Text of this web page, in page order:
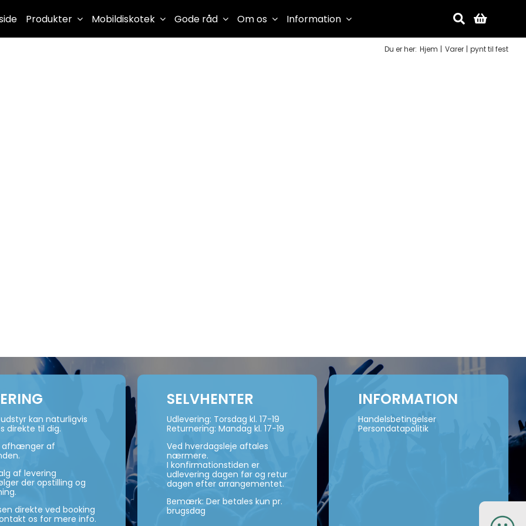
Produkter Mobildiskotek Gode råd Om os Information
Du er her: Hjem Varer pynt til fest
kan naturligvis
direkte til dig.
afhænger af
af levering
der opstilling og
direkte ved booking
os for mere info.
SELVHENTER
Udlevering: Torsdag kl. 17-19
Returnering: Mandag kl. 17-19
Ved hverdagsleje aftales
nærmere.
I konfirmationstiden er
udlevering dagen før og retur
dagen efter arrangementet.
Bemærk: Der betales kun pr.
brugsdag
INFORMATION
Handelsbetingelser
Persondatapolitik